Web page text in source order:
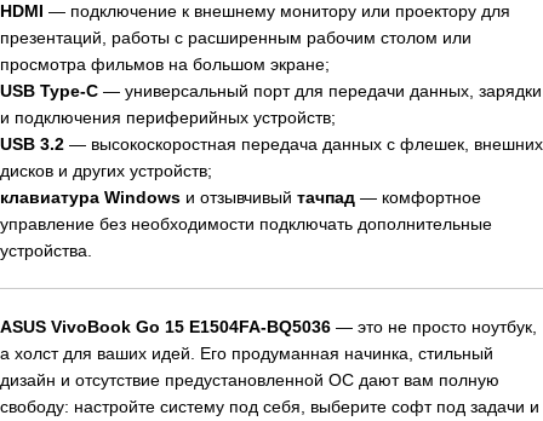
HDMI — подключение к внешнему монитору или проектору для
презентаций, работы с расширенным рабочим столом или
просмотра фильмов на большом экране;
USB Type‑C — универсальный порт для передачи данных, зарядки
и подключения периферийных устройств;
USB 3.2 — высокоскоростная передача данных с флешек, внешних
дисков и других устройств;
клавиатура Windows и отзывчивый тачпад — комфортное
управление без необходимости подключать дополнительные
устройства.
ASUS VivoBook Go 15 E1504FA‑BQ5036 — это не просто ноутбук,
а холст для ваших идей. Его продуманная начинка, стильный
дизайн и отсутствие предустановленной ОС дают вам полную
свободу: настройте систему под себя, выберите софт под задачи и